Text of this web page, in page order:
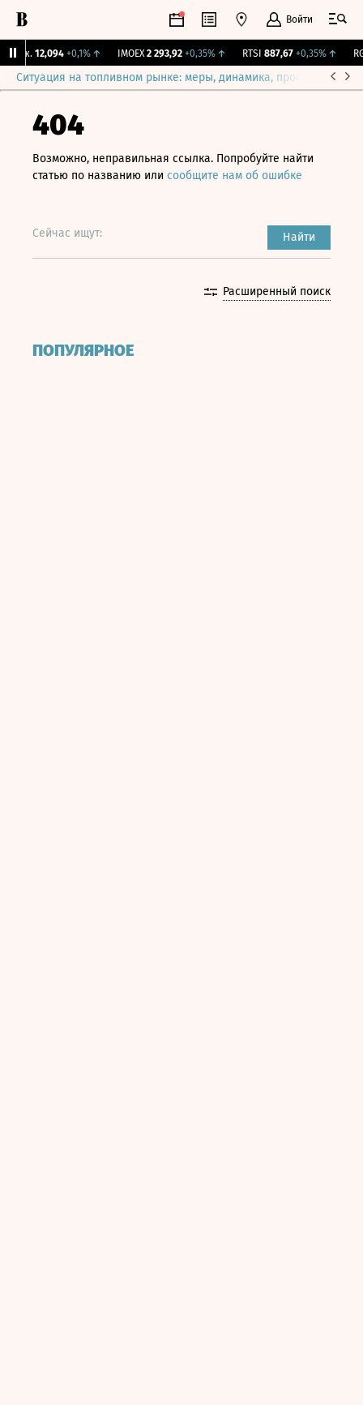
Войти
12,094 +0,1% ↑ IMOEX 2 293,92 +0,35%↑ RTSI 887,67 +0,35%↑
Ситуация на топливном рынке: меры, динамика, прогнозы
404
Возможно, неправильная ссылка. Попробуйте найти
статью по названию или сообщите нам об ошибке
Сейчас ищут: Найти
Расширенный поиск
ПОПУЛЯРНОЕ